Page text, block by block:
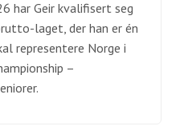
har Geir kvalifisert seg
laget, der han er én
representere Norge i
–